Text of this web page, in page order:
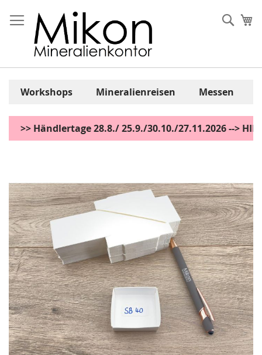
Inhalt
springen
Workshops Mineralienreisen Messen
>> Händlertage 28.8./ 25.9./30.10./27.11.2026 -->
der
Bildgalerie
springen